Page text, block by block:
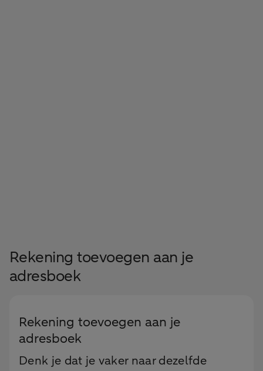
Rekening toevoegen aan je
adresboek
Rekening toevoegen aan je
adresboek
Denk je dat je vaker naar dezelfde